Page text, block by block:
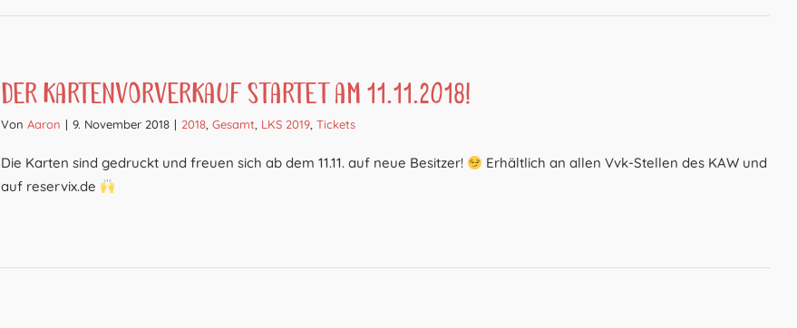
Der Kartenvorverkauf startet am 11.11.2018!
Von Aaron | 9. November 2018 | 2018 Gesamt LKS 2019 Tickets
Die Karten sind gedruckt und freuen sich ab dem 11.11. auf neue Besitzer!
Erhältlich an allen Vvk-Stellen des KAW und
auf reservix.de